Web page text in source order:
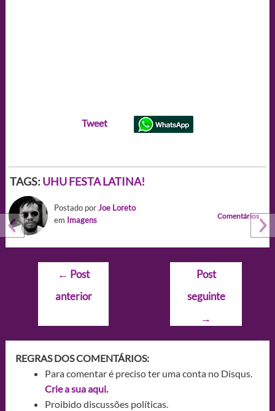
Tweet
TAGS: UHU FESTA LATINA!
Postado porJoe Loreto
em Imagens Comentários
Navegação
Post
← Post
anterior
Post
seguinte
→
REGRAS DOS COMENTÁRIOS:
Para comentar é preciso ter uma conta no Disqus.
Crie a sua aqui.
Proibido discussões políticas.